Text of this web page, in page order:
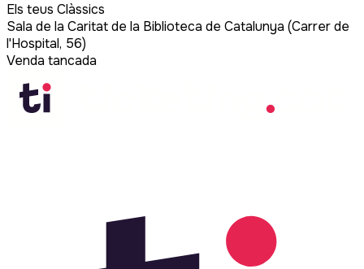
Els teus Clàssics
Sala de la Caritat de la Biblioteca de Catalunya (Carrer de
l'Hospital, 56)
Venda tancada